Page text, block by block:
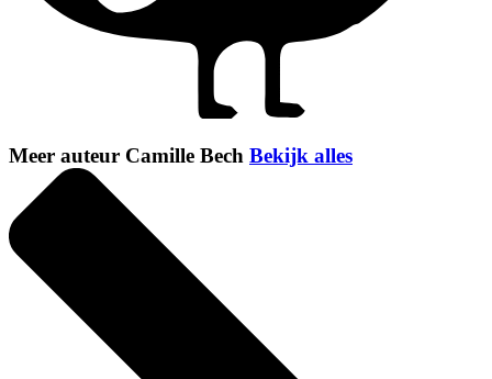
Meer auteur Camille Bech Bekijk alles